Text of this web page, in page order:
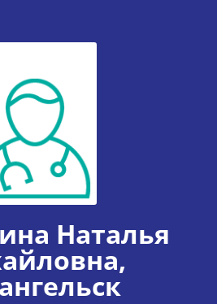
Наталья
,